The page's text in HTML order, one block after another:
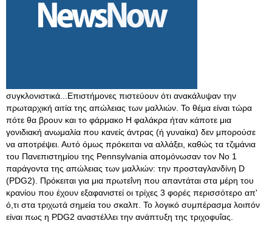
συγκλονιστικά...Επιστήμονες πιστεύουν ότι ανακάλυψαν την
πρωταρχική αιτία της απώλειας των μαλλιών. Το θέμα είναι τώρα
πότε θα βρουν και το φάρμακο Η φαλάκρα ήταν κάποτε μια
γονιδιακή ανωμαλία που κανείς άντρας (ή γυναίκα) δεν μπορούσε
να αποτρέψει. Αυτό όμως πρόκειται να αλλάξει, καθώς τα τζιμάνια
του Πανεπιστημίου της Pennsylvania απομόνωσαν τον Νο 1
παράγοντα της απώλειας των μαλλιών: την προσταγλανδίνη D
(PDG2). Πρόκειται για μια πρωτεΐνη που απαντάται στα μέρη του
κρανίου που έχουν εξαφανιστεί οι τρίχες 3 φορές περισσότερο απ'
ό,τι στα τριχωτά σημεία του σκαλπ. Το λογικό συμπέρασμα λοιπόν
είναι πως η PDG2 αναστέλλει την ανάπτυξη της τριχοφυΐας.